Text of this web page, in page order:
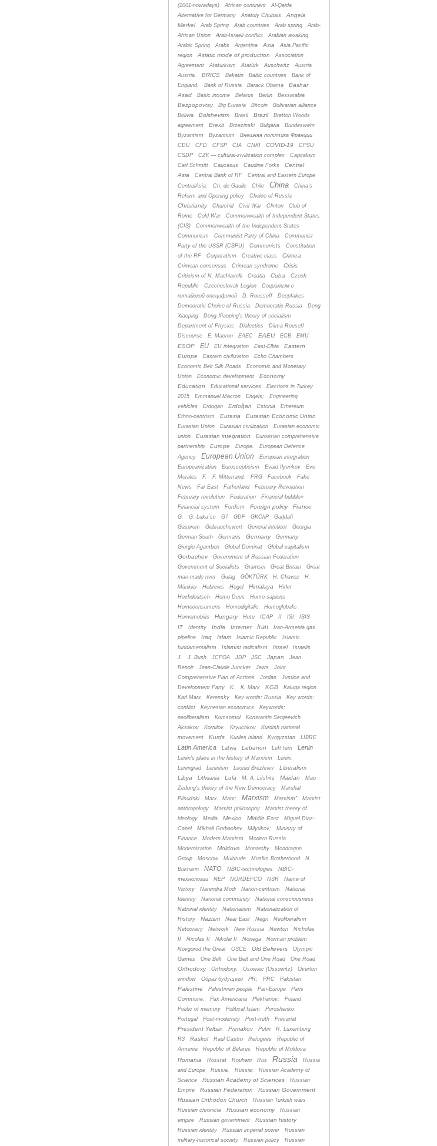
(2001-nowadays)
African continent
Al-Qaida
Alternative for Germany
Anatoly Chubais
Angela
Merkel
Arab Spring Arab countries Arab spring
Arab-
African Union
Arab-Israeli conflict
Arabian awaking
Arabic Spring
Arabs Argentina Asia
Asia Pacific
region
Asiatic mode of production
Association
Agreement
Ataturkism Atatürk Auschwitz
Austria
Austria.
BRICS Bakatin Baltic countries
Bank of
England.
Bank of Russia Barack Obama
Bashar
Asad
Basic income Belarus Berlin Bessarabia
Bezpopovtsy Big Eurasia Bitcoin
Bolivarian alliance
Bolivia
Bolshevism Brasil Brazil
Bretton Woods
agreement
Brexit Brzezinski Bulgaria
Bundeswehr
Byzantism
Byzantium
Bнешняя политика Франции
CDU
CFD CFSP CIA CNKI COVID-19
CPSU
CSDP
CZК — cultural-zivilization complex
Capitalism
Carl Schmitt
Caucasus Caudine Forks
Central
Asia
Central Bank of RF
Central and Eastern Europe
CentralAsia.
Ch. de Gaulle Chile China
China's
Reform and Opening policy
Choice of Russia
Christianity Churchill Civil War Clinton
Club of
Rome
Cold War
Commonwealth of Independent States
(CIS)
Commonwealth of the Independent States
Communism
Communist Party of China
Communist
Party of the USSR (CSPU)
Communists
Constitution
of the RF
Corporatism Creative class Crimea
Crimean consensus Crimean syndrome Crisis
Criticism of N. Machiavelli Croatia Cuba
Czech
Republic
Czechoslovak Legion
Cоциализм с
китайской спецификой
D. Rousseff
Deepfakes
Democratic Choice of Russia
Democratic Russia
Deng
Xiaoping
Deng Xiaoping's theory of socialism
Department of Physics
Dialectics
Dilma Rouseff
Discourse
E. Macron EAEC EAEU ECB EMU
ESOP EU EU integration East-Elbia
Eastern
Europe
Eastern civilization
Echo Chambers
Economic Belt Silk Roads
Economic and Monetary
Union
Economic development
Economy
Education
Educational services
Elections in Turkey
2015
Emmanuel Macron Engels;
Engineering
vehicles
Erdogan Erdoğan Estonia
Ethereum
Ethno-centrism
Eurasia Eurasian Economic Union
Eurasian Union Eurasian civilization
Eurasian economic
union
Eurasian integration
Euroasian comprehensive
partnership
Europe Europe.
European Defence
Agency
European Union
European integration
Europeanization
Euroscepticism Evald Ilyenkov
Evo
Morales
F. F. Mitterrand. FRG Facebook
Fake
News
Far East Fatherland
February Revolution
February revolution
Federation
Financial bubble»
Financial system
Fordism Foreign policy France
G. G. Luka´sc G7 GDP GKChP
Gaddafi
Gasprom
Gebrauchswert General intellect
Georgia
German South
Germans Germany
Germany.
Giorgio Agamben
Global Dominat Global capitalism
Gorbachev
Government of Russian Federation
Government of Socialists
Gramsci Great Britain
Great
man-made river
Gulag GÖKTÜRK H. Chavez
H.
Münkler
Hebrews Hegel Himalaya
Hitler
Hochdeutsch
Homo Deus
Homo sapiens
Homoconsumens
Homodigitalis
Homoglobalis
Homomobilis
Hungary Hutu ICAP II ISI
ISIS
IT
Identity India Internet Iran
Iran-Armenia gas
pipeline
Iraq Islam Islamic Republic
Islamic
fundamentalism
Islamist radicalism Israel
Israelis
J.
J. Bush JCPOA JDP JSC Japan
Jean
Renoir
Jean-Claude Juncker Jews
Joint
Comprehensive Plan of Actions
Jordan
Justice and
Development Party
K. K. Marx KGB
Kaluga region
Karl Marx
Kerensky Key words: Russia
Key words:
conflict
Keynesian economics
Keywords:
neoliberalism
Komsomol
Konstantin Sergeevich
Aksakov
Kornilov. Kryuchkov
Kurdish national
movement
Kurds Kuriles island Kyrgyzstan LIBRE
Latin America Latvia Lebanon Left turn Lenin
Lenin's place in the history of Marxism
Lenin;
Leningrad
Leninism Leonid Brezhnev
Liberalism
Libya
Lithuania Lula M. A. Lifshitz Maidan
Mao
Zedong's theory of the New Democracy
Marshal
Pilsudski
Marx Marx; Marxism Marxism”
Marxist
anthropology
Marxist philosophy
Marxist theory of
ideology
Media Mexico Middle East
Miguel Diaz-
Canel
Mikhail Gorbachev Milyukov;
Ministry of
Finance
Modern Marxism
Modern Russia
Modernization
Moldova Monarchy
Mondragon
Group
Moscow Multitude Muslim Brotherhood
N.
Bukharin
NATO NBIC-technologies
NBIC-
технологии
NEP NORDEFCO NSR
Name of
Victory
Narendra Modi Nation-centrism
National
Identity
National community
National consciousness
National identity
Nationalism
Nationalization of
History
Nazism Near East Negri
Neoliberalism
Netocracy
Network New Russia Newton
Nicholas
II
Nicolas II Nikolai II Noriega
Norman problem
Novgorod the Great
OSCE Old Believers
Olympic
Games
One Belt One Belt and One Road One Road
Orthodoxy Orthodoxy. Osowiec (Ossowitz)
Overton
window
Oбраз будущего PR; PRC Pakistan
Palestine Palestinian people Pan-Europe
Paris
Commune.
Pax Americana Plekhanov;
Poland
Politic of memory
Political Islam
Poroshenko
Portugal
Post-modernity Post-truth Precariat
President Yeltsin Primakov Putin
R. Luxemburg
R3
Raskol Raul Castro Refugees
Republic of
Armenia
Republic of Belarus Republic of Moldova
Romania Rosstat Rouhani Rus Russia
Russia
and Europe
Russia. Russia;
Russian Academy of
Science
Russian Academy of Sciences
Russian
Empire
Russian Federation
Russian Government
Russian Orthodox Church
Russian Turkish wars
Russian chronicle
Russian economy
Russian
empire
Russian government Russian history
Russian identity Russian imperial power
Russian
military-historical society
Russian policy Russian